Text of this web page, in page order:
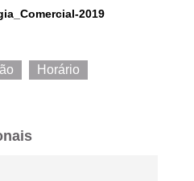
2019
Horário